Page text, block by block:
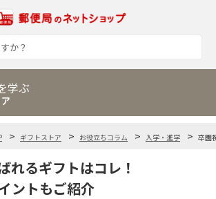
学ぶ
ギフトストア お役立ちコラム 入学・進学 卒園
れるギフトはコレ！
ントもご紹介